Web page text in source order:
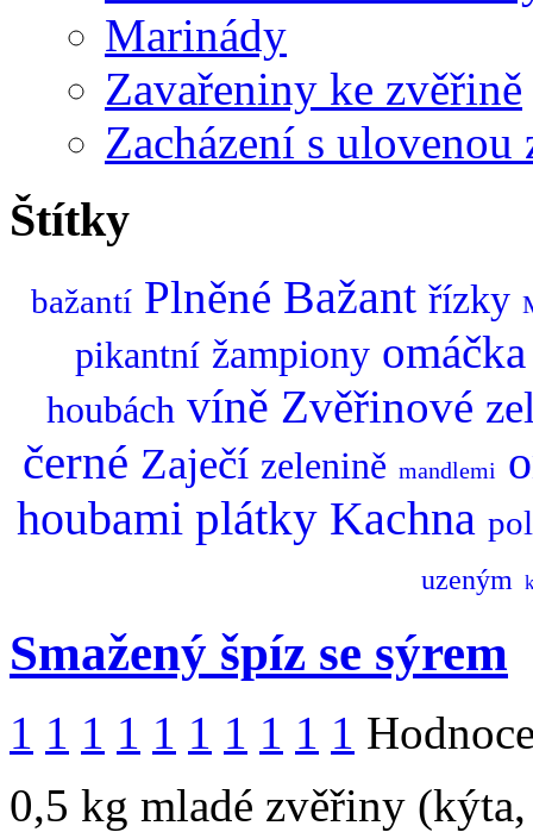
Marinády
Zavařeniny ke zvěřině
Zacházení s ulovenou
Štítky
bažantí Plněné Bažant řízky
pikantní žampiony omáčka
houbách víně Zvěřinové
černé Zaječí zelenině mandlemi
houbami plátky Kachna
uzeným
Smažený špíz se sýrem
1 1 1 1 1 1 1 1 1 1
0,5 kg mladé zvěřiny